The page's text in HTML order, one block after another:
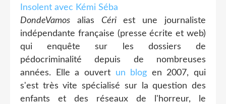
DondeVamos alias Cériest une journaliste
indépendante française (presse écrite et web)
qui enquête sur les dossiers de
pédocriminalité depuis de nombreuses
années. Elle a ouvert un blog en 2007, qui
s'est très vite spécialisé sur la question des
enfants et des réseaux de l'horreur, le